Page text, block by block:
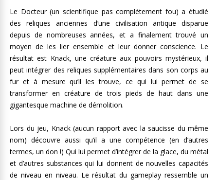
Le Docteur (un scientifique pas complètement fou) a étudié
des reliques anciennes d’une civilisation antique disparue
depuis de nombreuses années, et a finalement trouvé un
moyen de les lier ensemble et leur donner conscience. Le
résultat est Knack, une créature aux pouvoirs mystérieux, il
peut intégrer des reliques supplémentaires dans son corps au
fur et à mesure qu’il les trouve, ce qui lui permet de se
transformer en créature de trois pieds de haut dans une
gigantesque machine de démolition.
Lors du jeu, Knack (aucun rapport avec la saucisse du même
nom) découvre aussi qu’il a une compétence (en d’autres
termes, un don !) Qui lui permet d’intégrer de la glace, du métal
et d’autres substances qui lui donnent de nouvelles capacités
de niveau en niveau. Le résultat du gameplay ressemble un